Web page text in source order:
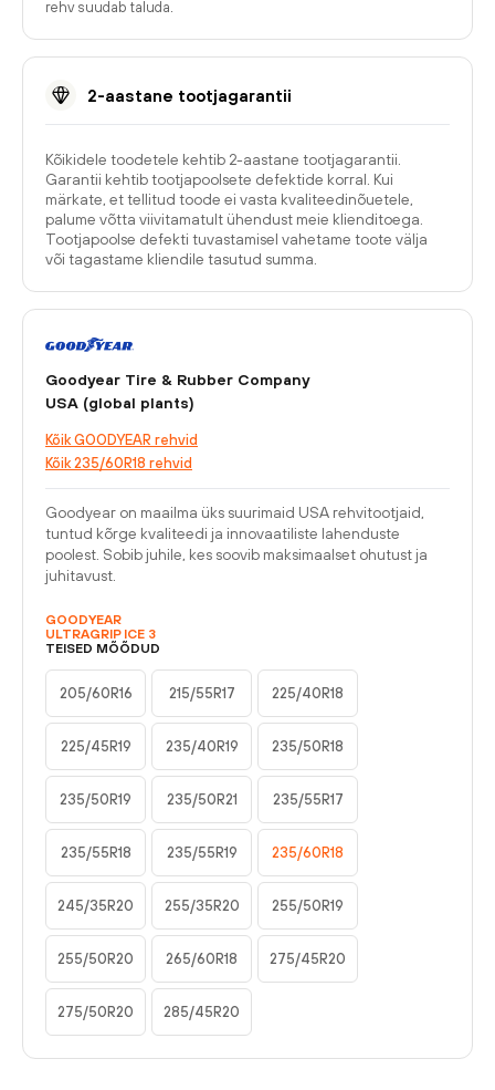
rehv suudab taluda.
2-aastane tootjagarantii
Kõikidele toodetele kehtib 2-aastane tootjagarantii.
Garantii kehtib tootjapoolsete defektide korral. Kui
märkate, et tellitud toode ei vasta kvaliteedinõuetele,
palume võtta viivitamatult ühendust meie klienditoega.
Tootjapoolse defekti tuvastamisel vahetame toote välja
või tagastame kliendile tasutud summa.
Goodyear Tire & Rubber Company
USA (global plants)
Kõik GOODYEAR rehvid
Kõik 235/60R18 rehvid
Goodyear on maailma üks suurimaid USA rehvitootjaid,
tuntud kõrge kvaliteedi ja innovaatiliste lahenduste
poolest. Sobib juhile, kes soovib maksimaalset ohutust ja
juhitavust.
GOODYEAR
ULTRAGRIP ICE 3
TEISED MÕÕDUD
205/60R16 215/55R17 225/40R18
225/45R19 235/40R19 235/50R18
235/50R19 235/50R21 235/55R17
235/55R18 235/55R19 235/60R18
245/35R20 255/35R20 255/50R19
255/50R20 265/60R18 275/45R20
275/50R20 285/45R20